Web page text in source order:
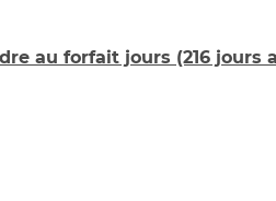
au forfait jours (216